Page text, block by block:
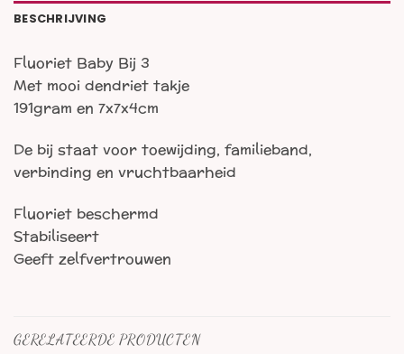
BESCHRIJVING
Fluoriet Baby Bij 3
Met mooi dendriet takje
191gram en 7x7x4cm
De bij staat voor toewijding, familieband,
verbinding en vruchtbaarheid
Fluoriet beschermd
Stabiliseert
Geeft zelfvertrouwen
GERELATEERDE PRODUCTEN